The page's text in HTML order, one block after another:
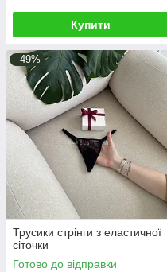
Купити
–49%
Трусики стрінги з еластичної
сіточки
Готово до відправки